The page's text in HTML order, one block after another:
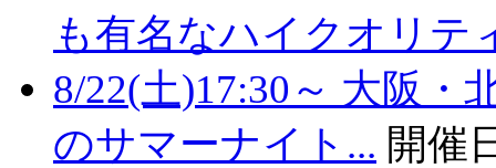
も有名なハイクオリテ
8/22(土)17:30～ 大阪
のサマーナイト... 開催